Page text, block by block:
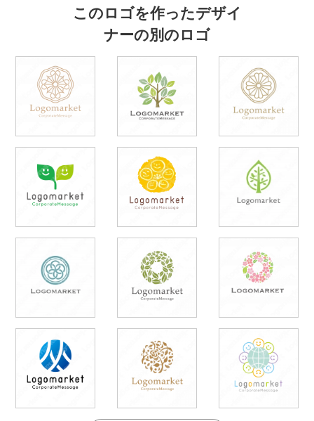
このロゴを作ったデザイ
ナーの別のロゴ